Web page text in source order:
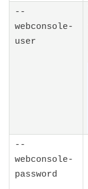
--
webconsole-
user
--
webconsole-
password